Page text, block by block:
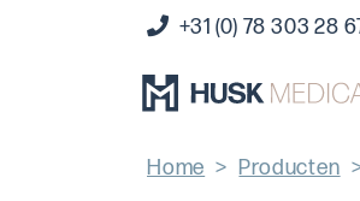
+31 (0) 78 303 28
Home > Producten